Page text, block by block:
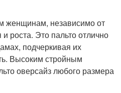
женщинам, независимо от
роста. Это пальто отлично
подчеркивая их
Высоким стройным
оверсайз любого размера